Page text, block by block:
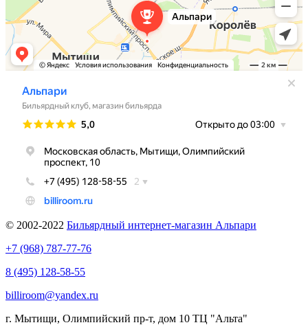
© 2002-2022 Бильярдный интернет-магазин Альпари
+7 (968) 787-77-76
8 (495) 128-58-55
billiroom@yandex.ru
г. Мытищи, Олимпийский пр-т, дом 10 ТЦ "Альта"